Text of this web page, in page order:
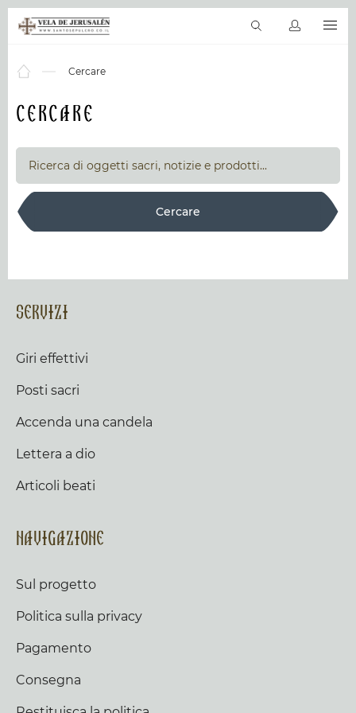
Giri effettivi La bibbia in linea
IT
Cercare
Cercare
Cercare
Servizi
Giri effettivi
Posti sacri
Accenda una candela
Lettera a dio
Articoli beati
Navigazione
Sul progetto
Politica sulla privacy
Pagamento
Consegna